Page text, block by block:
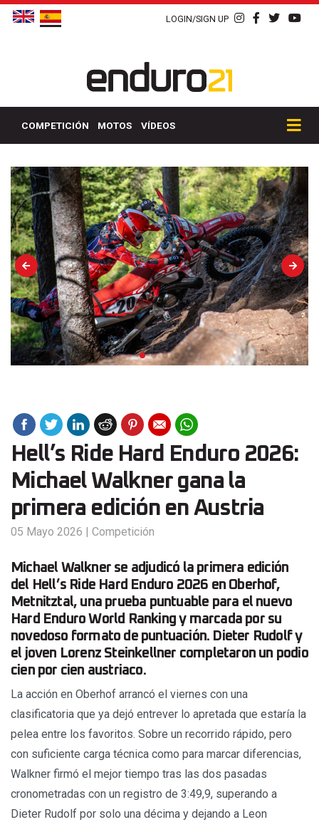
LOGIN/SIGN UP
COMPETICIÓN MOTOS VÍDEOS
Hell’s Ride Hard Enduro 2026:
Michael Walkner gana la
primera edición en Austria
05 Mayo 2026 | Competición
Michael Walkner se adjudicó la primera edición
del Hell’s Ride Hard Enduro 2026 en Oberhof,
Metnitztal, una prueba puntuable para el nuevo
Hard Enduro World Ranking y marcada por su
novedoso formato de puntuación. Dieter Rudolf y
el joven Lorenz Steinkellner completaron un podio
cien por cien austriaco.
La acción en Oberhof arrancó el viernes con una
clasificatoria que ya dejó entrever lo apretada que estaría la
pelea entre los favoritos. Sobre un recorrido rápido, pero
con suficiente carga técnica como para marcar diferencias,
Walkner firmó el mejor tiempo tras las dos pasadas
cronometradas con un registro de 3:49,9, superando a
Dieter Rudolf por solo una décima y dejando a Leon